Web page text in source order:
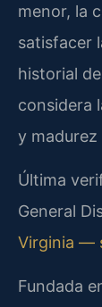
menor, la
satisfacer
historial
considera
y madurez
Última
General
Virginia —
Fundada